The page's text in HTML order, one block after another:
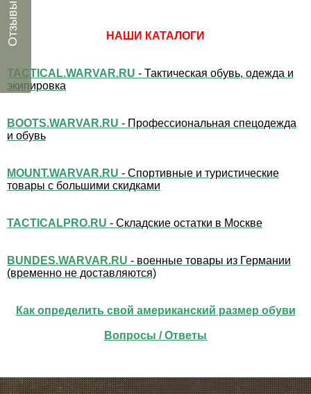
НАШИ КАТАЛОГИ
TACTICAL.WARVAR.RU - Тактическая обувь, одежда и
экипировка
BOOTS.WARVAR.RU - Профессиональная спецодежда
и обувь
MOUNT.WARVAR.RU - Спортивные и туристические
товары с большими скидками
TACTICALPRO.RU - Складские остатки в Москве
BUNDES.WARVAR.RU - военные товары из Германии
(временно не доставляются)
Как определить свой американский размер обуви
Вопросы / Ответы
Отзывы